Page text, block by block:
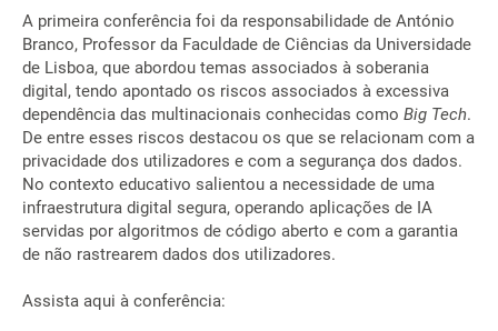
A primeira conferência foi da responsabilidade de António
Branco, Professor da Faculdade de Ciências da Universidade
de Lisboa, que abordou temas associados à soberania
digital, tendo apontado os riscos associados à excessiva
dependência das multinacionais conhecidas como Big Tech.
De entre esses riscos destacou os que se relacionam com a
privacidade dos utilizadores e com a segurança dos dados.
No contexto educativo salientou a necessidade de uma
infraestrutura digital segura, operando aplicações de IA
servidas por algoritmos de código aberto e com a garantia
de não rastrearem dados dos utilizadores.
Assista aqui à conferência: